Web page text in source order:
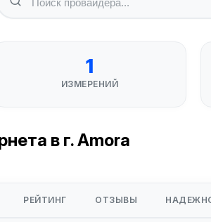
1
ИЗМЕРЕНИЙ
в г. Amora
РЕЙТИНГ ОТЗЫВЫ